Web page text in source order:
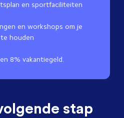
en sportfaciliteiten
en workshops om je
houden
8% vakantiegeld.
stap